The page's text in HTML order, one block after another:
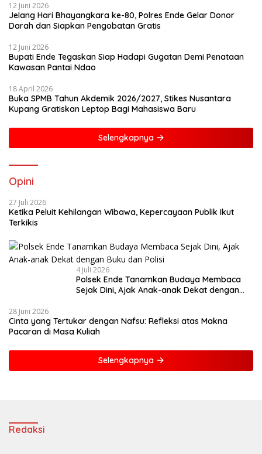
12 Juni 2026
Jelang Hari Bhayangkara ke-80, Polres Ende Gelar Donor
Darah dan Siapkan Pengobatan Gratis
12 Juni 2026
Bupati Ende Tegaskan Siap Hadapi Gugatan Demi Penataan
Kawasan Pantai Ndao
18 April 2026
Buka SPMB Tahun Akdemik 2026/2027, Stikes Nusantara
Kupang Gratiskan Leptop Bagi Mahasiswa Baru
Selengkapnya
Opini
27 Juli 2026
Ketika Peluit Kehilangan Wibawa, Kepercayaan Publik Ikut
Terkikis
4 Juli 2026
Polsek Ende Tanamkan Budaya Membaca
Sejak Dini, Ajak Anak-anak Dekat dengan
28 Juni 2026
Cinta yang Tertukar dengan Nafsu: Refleksi atas Makna
Pacaran di Masa Kuliah
Selengkapnya
Redaksi